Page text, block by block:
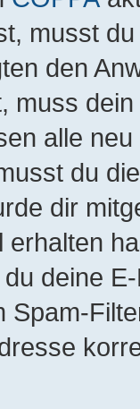
musst
den
muss
alle
du
dir
erhalten
deine
Spam-